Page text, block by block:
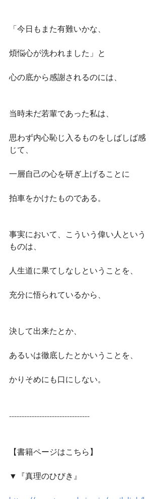
「今日もまた有難いかな、
煩悩心が洗われました」と
心の底から感謝されるのには、
当時未だ若輩であった私は、
思わず内心恥じ入るものをしばしば感
じて、
一層自己の心を研ぎ上げることに
拍車をかけたものである。
事実において、こういう偉い人という
ものは、
人生道に果てしなしということを、
充分に悟られているから、
決して出来たとか、
あるいは徹底したとかいうことを、
かりそめにも口にしない。
--------------------------------
【書籍ページはこちら】
▼『真理のひびき』